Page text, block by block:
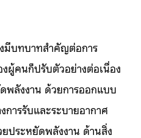
มีบทบาทสำคัญต่อการ
ผู้คนก็ปรับตัวอย่างต่อเนื่อง
พลังงาน ด้วยการออกแบบ
การรับและระบายอากาศ
ยประหยัดพลังงาน ด้านสิ่ง